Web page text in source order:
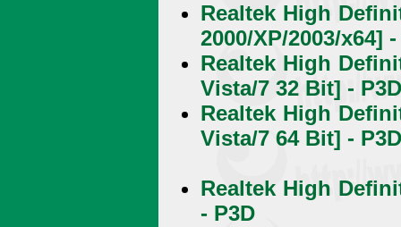
Realtek High
2000/XP/2003/x64]
Realtek High
Vista/7 32 Bit] - P3D
Realtek High
Vista/7 64 Bit] - P3D
Realtek High
- P3D